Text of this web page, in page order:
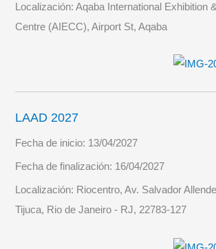
Localización:Aqaba International Exhibition
Centre (AIECC), Airport St, Aqaba
LAAD 2027
Fecha de inicio: 13/04/2027
Fecha de finalización: 16/04/2027
Localización: Riocentro, Av. Salvador
Tijuca, Rio de Janeiro - RJ, 22783-127